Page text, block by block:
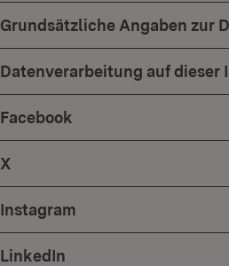
Grundsätzliche Angaben zur
Datenverarbeitung auf dieser
Facebook
X
Instagram
LinkedIn